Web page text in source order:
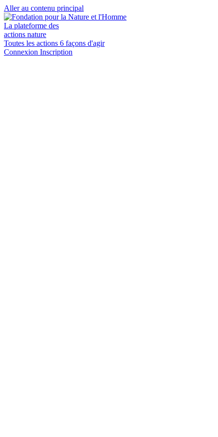
Aller au contenu principal
La plateforme des
actions nature
Toutes les actions 6 façons d'agir
Connexion Inscription